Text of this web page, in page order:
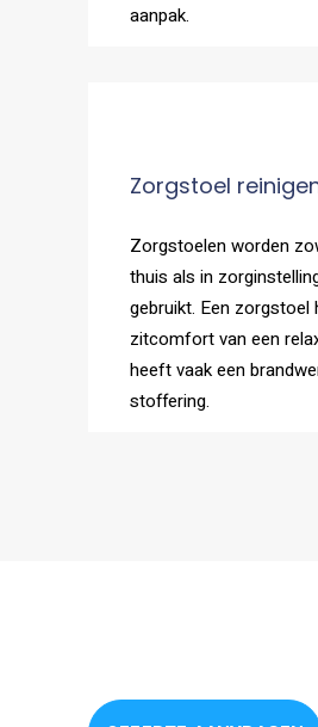
aanpak.
Zorgstoel
Zorgstoelen worden
thuis als in
gebruikt. Een zorgstoel
zitcomfort van een
heeft vaak een
stoffering.